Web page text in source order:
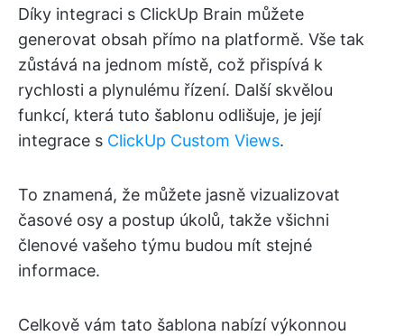
Díky integraci s ClickUp Brain můžete
generovat obsah přímo na platformě. Vše tak
zůstává na jednom místě, což přispívá k
rychlosti a plynulému řízení. Další skvělou
funkcí, která tuto šablonu odlišuje, je její
integrace s ClickUp Custom Views.
To znamená, že můžete jasně vizualizovat
časové osy a postup úkolů, takže všichni
členové vašeho týmu budou mít stejné
informace.
Celkově vám tato šablona nabízí výkonnou